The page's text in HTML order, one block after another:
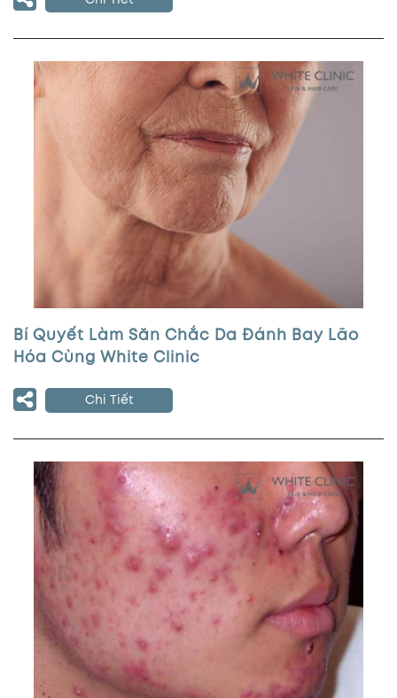
Bí Quyết Làm Săn Chắc Da Đánh Bay Lão
Hóa Cùng White Clinic
Chi Tiết